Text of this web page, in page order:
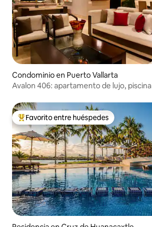
Condominio en Puerto Vallarta
Avalon 406: apartamento de lujo,
De los mejores en Favorito entre
Favorito entre huéspedes